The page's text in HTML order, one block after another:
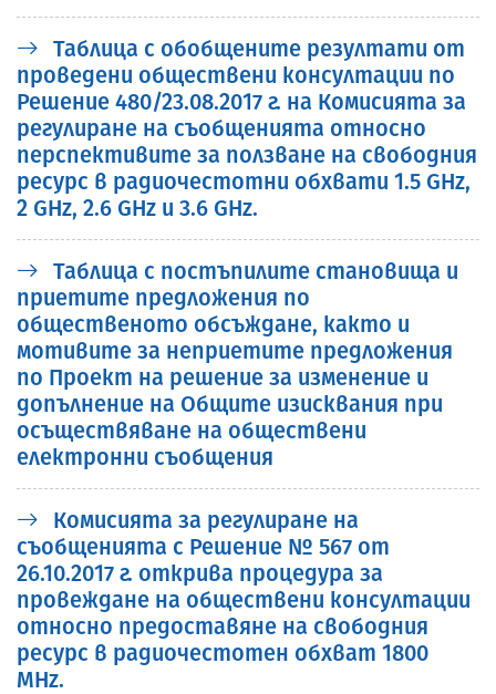
Таблица с обобщените резултати от
проведени обществени консултации по
Решение 480/23.08.2017 г. на Комисията за
регулиране на съобщенията относно
перспективите за ползване на свободния
ресурс в радиочестотни обхвати 1.5 GHz,
2 GHz, 2.6 GHz и 3.6 GHz.
Таблица с постъпилите становища и
приетите предложения по
общественото обсъждане, както и
мотивите за неприетите предложения
по Проект на решение за изменение и
допълнение на Общите изисквания при
осъществяване на обществени
електронни съобщения
Комисията за регулиране на
съобщенията с Решение № 567 от
26.10.2017 г. открива процедура за
провеждане на обществени консултации
относно предоставяне на свободния
ресурс в радиочестотен обхват 1800
MHz.